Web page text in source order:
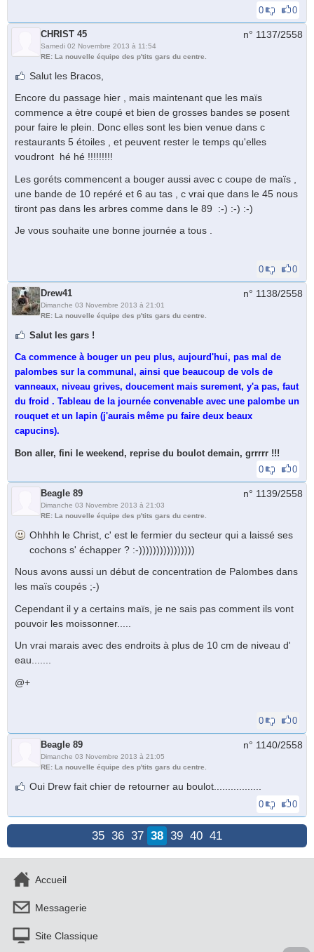
0 0
CHRIST 45
Samedi 02 Novembre 2013 à 11:54
RE: La nouvelle équipe des p'tits gars du centre.
n° 1137/2558
Salut les Bracos,
Encore du passage hier , mais maintenant que les maïs
commence a ètre coupé et bien de grosses bandes se posent
pour faire le plein. Donc elles sont les bien venue dans c
restaurants 5 étoiles , et peuvent rester le temps qu'elles
voudront hé hé !!!!!!!!!
Les goréts commencent a bouger aussi avec c coupe de maïs ,
une bande de 10 repéré et 6 au tas , c vrai que dans le 45 nous
tiront pas dans les arbres comme dans le 89 :-) :-) :-)
Je vous souhaite une bonne journée a tous .
0 0
Drew41
Dimanche 03 Novembre 2013 à 21:01
RE: La nouvelle équipe des p'tits gars du centre.
n° 1138/2558
Salut les gars !
Ca commence à bouger un peu plus, aujourd'hui, pas mal de
palombes sur la communal, ainsi que beaucoup de vols de
vanneaux, niveau grives, doucement mais surement, y'a pas, faut
du froid . Tableau de la journée convenable avec une palombe un
rouquet et un lapin (j'aurais même pu faire deux beaux
capucins).
Bon aller, fini le weekend, reprise du boulot demain, grrrrr !!!
0
0
Beagle 89
Dimanche 03 Novembre 2013 à 21:03
RE: La nouvelle équipe des p'tits gars du centre.
n° 1139/2558
Ohhhh le Christ, c' est le fermier du secteur qui a laissé ses
cochons s' échapper ? :-))))))))))))))))
Nous avons aussi un début de concentration de Palombes dans
les maïs coupés ;-)
Cependant il y a certains maïs, je ne sais pas comment ils vont
pouvoir les moissonner.....
Un vrai marais avec des endroits à plus de 10 cm de niveau d'
eau.......
@+
0 0
Beagle 89
Dimanche 03 Novembre 2013 à 21:05
RE: La nouvelle équipe des p'tits gars du centre.
n° 1140/2558
Oui Drew fait chier de retourner au boulot.................
0 0
35 36 37 38 39 40 41
Accueil
Messagerie
Site Classique